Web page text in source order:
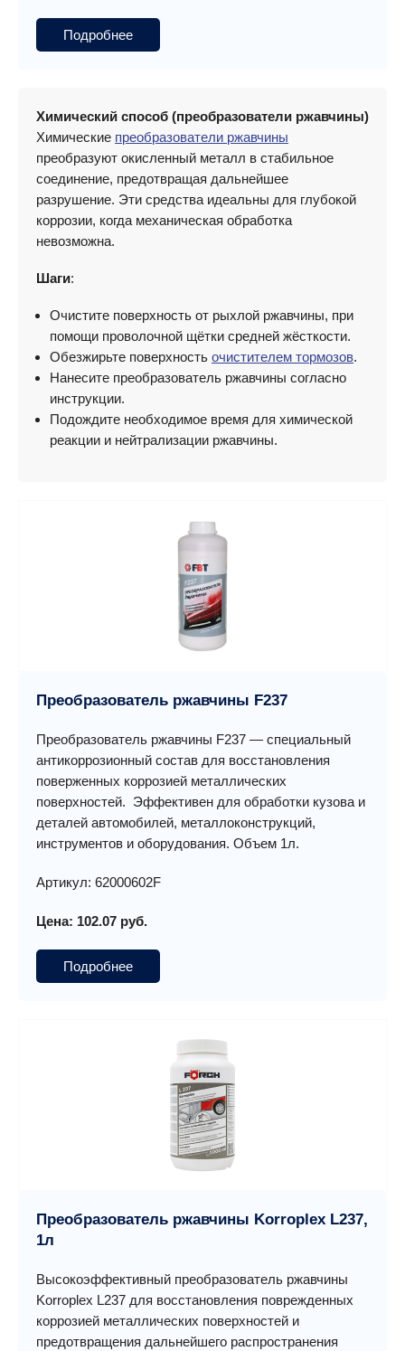
Подробнее
Химический способ (преобразователи ржавчины)
Химические преобразователи ржавчины
преобразуют окисленный металл в стабильное
соединение, предотвращая дальнейшее
разрушение. Эти средства идеальны для глубокой
коррозии, когда механическая обработка
невозможна.
Шаги:
Очистите поверхность от рыхлой ржавчины, при
помощи проволочной щётки средней жёсткости.
Обезжирьте поверхность очистителем тормозов.
Нанесите преобразователь ржавчины согласно
инструкции.
Подождите необходимое время для химической
реакции и нейтрализации ржавчины.
Преобразователь ржавчины F237
Преобразователь ржавчины F237 — специальный
антикоррозионный состав для восстановления
поверженных коррозией металлических
поверхностей. Эффективен для обработки кузова и
деталей автомобилей, металлоконструкций,
инструментов и оборудования. Объем 1л.
Артикул: 62000602F
Цена: 102.07 руб.
Подробнее
Преобразователь ржавчины Korroplex L237,
1л
Высокоэффективный преобразователь ржавчины
Korroplex L237 для восстановления поврежденных
коррозией металлических поверхностей и
предотвращения дальнейшего распространения